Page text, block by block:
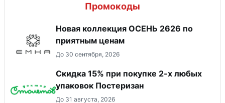
Промокоды
Новая коллекция ОСЕНЬ 2626 по
приятным ценам
До 30 сентября, 2026
Скидка 15% при покупке 2-х любых
упаковок Постеризан
До 31 августа, 2026